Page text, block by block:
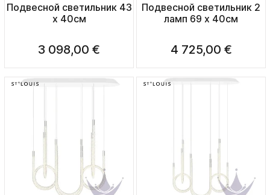
Подвесной светильник 43
х 40см
3 098,00 €
Подвесной светильник 2
ламп 69 х 40см
4 725,00 €